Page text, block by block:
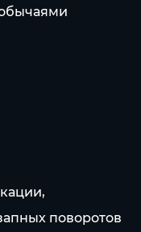
поворотов